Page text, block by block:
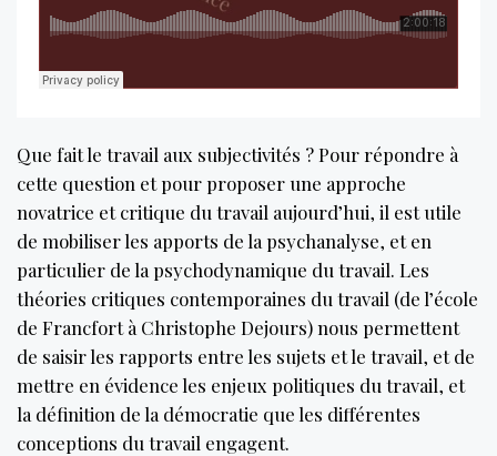
Que fait le travail aux subjectivités ? Pour répondre à
cette question et pour proposer une approche
novatrice et critique du travail aujourd’hui, il est utile
de mobiliser les apports de la psychanalyse, et en
particulier de la psychodynamique du travail. Les
théories critiques contemporaines du travail (de l’école
de Francfort à Christophe Dejours) nous permettent
de saisir les rapports entre les sujets et le travail, et de
mettre en évidence les enjeux politiques du travail, et
la définition de la démocratie que les différentes
conceptions du travail engagent.